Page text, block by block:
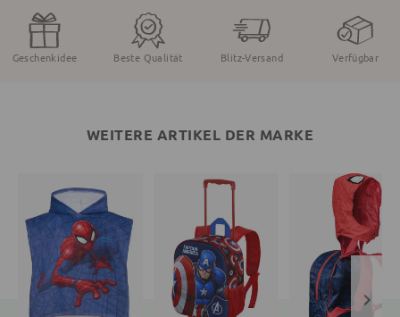
Geschenkidee Beste Qualität Blitz-Versand Verfügbar
WEITERE ARTIKEL DER MARKE